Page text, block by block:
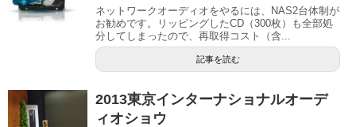
ネットワークオーディオをやるには、NAS2台体制が
お勧めです。リッピングしたCD（300枚）も全部処
分してしまったので、再取得コスト（含...
記事を読む
2013東京インターナショナルオーデ
ィオショウ